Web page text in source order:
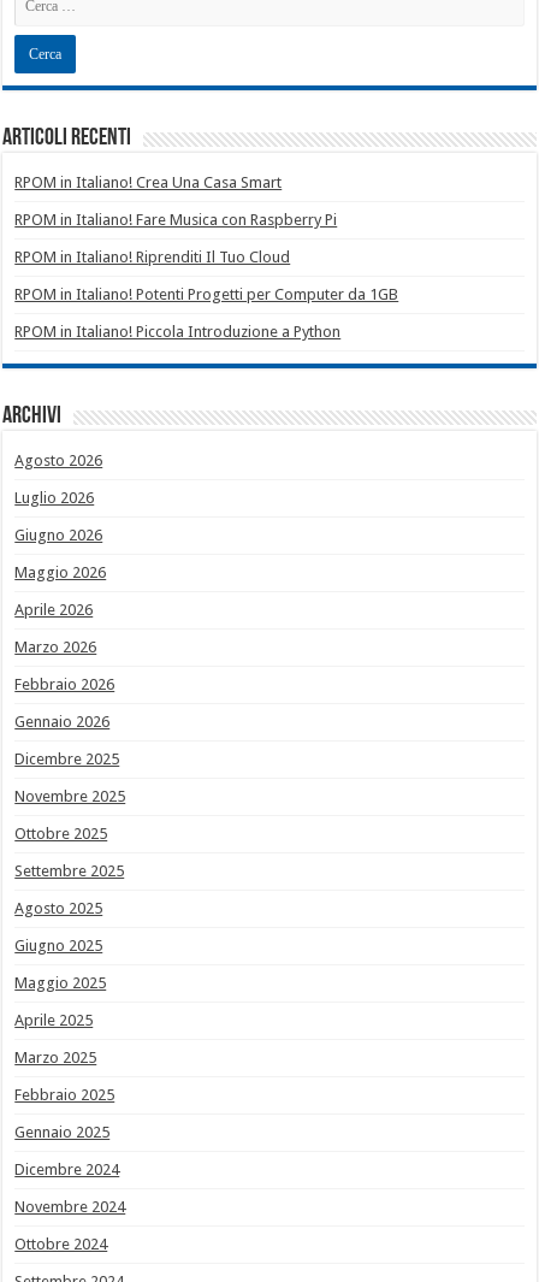
Articoli recenti
RPOM in Italiano! Crea Una Casa Smart
RPOM in Italiano! Fare Musica con Raspberry Pi
RPOM in Italiano! Riprenditi Il Tuo Cloud
RPOM in Italiano! Potenti Progetti per Computer da 1GB
RPOM in Italiano! Piccola Introduzione a Python
Archivi
Agosto 2026
Luglio 2026
Giugno 2026
Maggio 2026
Aprile 2026
Marzo 2026
Febbraio 2026
Gennaio 2026
Dicembre 2025
Novembre 2025
Ottobre 2025
Settembre 2025
Agosto 2025
Giugno 2025
Maggio 2025
Aprile 2025
Marzo 2025
Febbraio 2025
Gennaio 2025
Dicembre 2024
Novembre 2024
Ottobre 2024